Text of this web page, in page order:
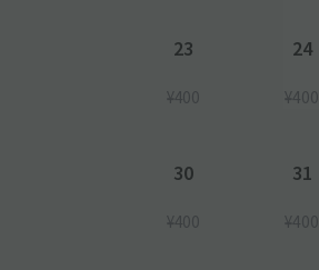
23
¥400
24
¥400
30
¥400
31
¥400